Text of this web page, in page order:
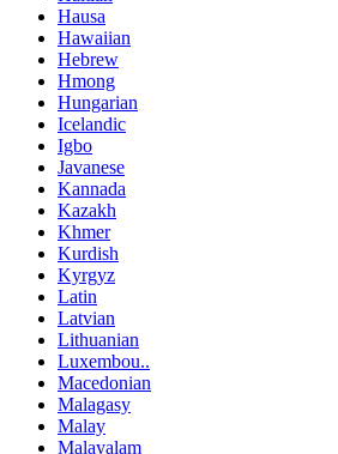
Hausa
Hawaiian
Hebrew
Hmong
Hungarian
Icelandic
Igbo
Javanese
Kannada
Kazakh
Khmer
Kurdish
Kyrgyz
Latin
Latvian
Lithuanian
Luxembou..
Macedonian
Malagasy
Malay
Malayalam